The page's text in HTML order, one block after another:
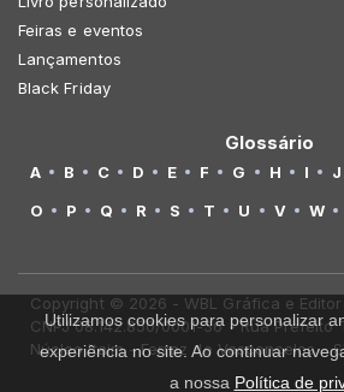
Feiras e eventos
Lançamentos
Black Friday
Glossário
A B C D E F G H I J
O
P Q R S T U V W
Copyright © 2026 - WBL Gráfica e
CNPJ 08.142.850/0001-36 - Rua Prefeito
Núcleo Itaim - Ferraz de Vasconcelos -
Utilizamos cookies para personalizar
experiência no site. Ao continuar
a nossa Política de